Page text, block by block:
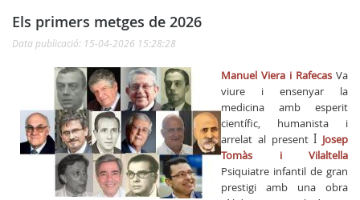
Els primers metges de 2026
Data publicació: 15-04-2026 15:28:28
Manuel Viera i Rafecas Va
viure i ensenyar la
medicina amb esperit
científic, humanista i
arrelat al presentꟾ Josep
Tomàs i Vilaltella
Psiquiatre infantil de gran
prestigi amb una obra